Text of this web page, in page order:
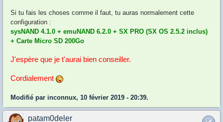
Si tu fais les choses comme il faut, tu auras normalement cette
configuration :
sysNAND 4.1.0 + emuNAND 6.2.0 + SX PRO (SX OS 2.5.2 inclus)
+ Carte Micro SD 200Go
J'espère que je t'aurai bien conseiller.
Cordialement
Modifié par inconnux, 10 février 2019 - 20:39.
patam0deler